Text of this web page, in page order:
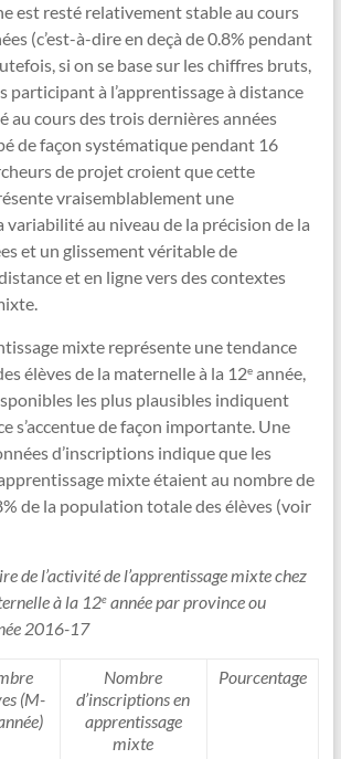
est resté relativement stable au cours
(c’est-à-dire en deçà de 0.8% pendant
si on se base sur les chiffres bruts,
participant à l’apprentissage à distance
au cours des trois dernières années
de façon systématique pendant 16
de projet croient que cette
vraisemblablement une
variabilité au niveau de la précision de la
et un glissement véritable de
et en ligne vers des contextes
mixte représente une tendance
élèves de la maternelle à la 12eannée,
les plus plausibles indiquent
s’accentue de façon importante. Une
d’inscriptions indique que les
mixte étaient au nombre de
de la population totale des élèves (voir
de l’activité de l’apprentissage mixte chez
à la 12eannée par province ou
2016-17
(M-
Nombre
d’inscriptions en
apprentissage
mixte
Pourcentage